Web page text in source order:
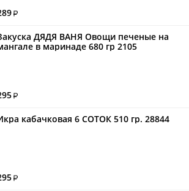
ДЯДЯ ВАНЯ Овощи печеные на
в маринаде 680 гр 2105
кабачковая 6 СОТОК 510 гр. 28844